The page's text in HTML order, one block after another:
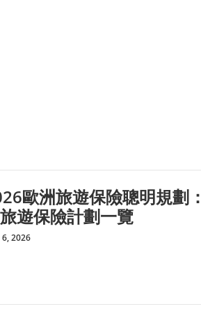
歐洲旅遊保險聰明規劃
遊保險計劃一覽
6, 2026